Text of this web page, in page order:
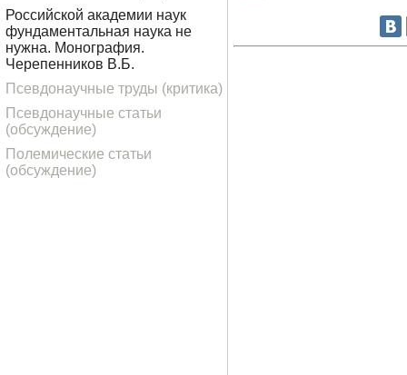
Российской академии наук
фундаментальная наука не
нужна. Монография.
Черепенников В.Б.
Псевдонаучные труды (критика)
Псевдонаучные статьи
(обсуждение)
Полемические статьи
(обсуждение)